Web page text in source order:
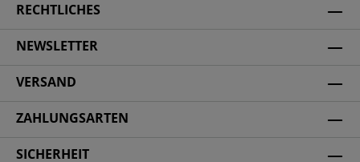
RECHTLICHES
NEWSLETTER
VERSAND
ZAHLUNGSARTEN
SICHERHEIT